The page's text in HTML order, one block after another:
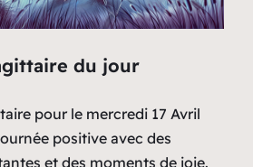
du jour
pour le mercredi 17 Avril
positive avec des
et des moments de joie.